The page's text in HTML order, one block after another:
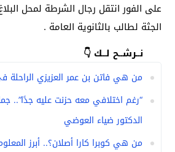
على الفور انتقل رجال الشرطة لمحل
الجثة لطالب بالثانوية العامة .
نــرشــح لــك 👇
من هي فاتن بن عمر العزيزي الراحلة
“رغم اختلافي معه حزنت عليه جدًا”..
الدكتور ضياء العوضي
من هي كوبرا كارا أصلان؟.. أبرز